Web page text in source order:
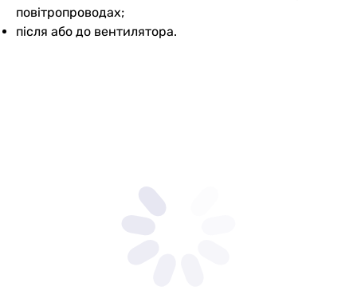
повітропроводах;
після або до вентилятора.